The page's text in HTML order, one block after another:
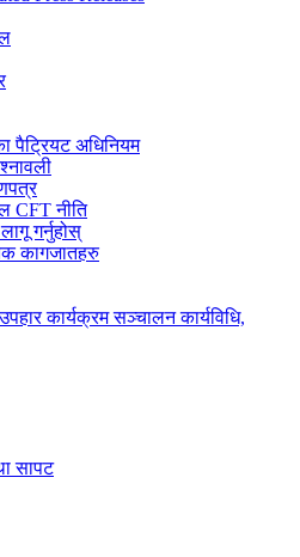
पैट्रियट अधिनियम
CFT नीति
गर्नुहोस्
कागजातहरु
कार्यक्रम सञ्चालन कार्यविधि,
सापट